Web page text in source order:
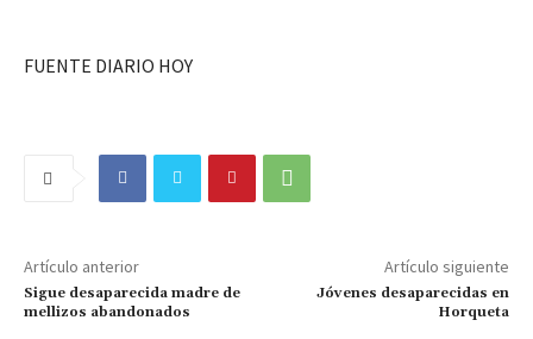
FUENTE DIARIO HOY
Artículo anterior
Sigue desaparecida madre de
mellizos abandonados
Artículo siguiente
Jóvenes desaparecidas en
Horqueta